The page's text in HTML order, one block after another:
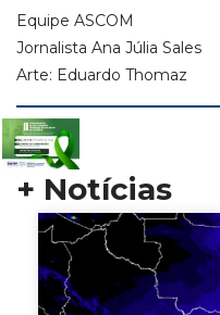
Equipe ASCOM
Jornalista Ana Júlia Sales
Arte: Eduardo Thomaz
+ Notícias